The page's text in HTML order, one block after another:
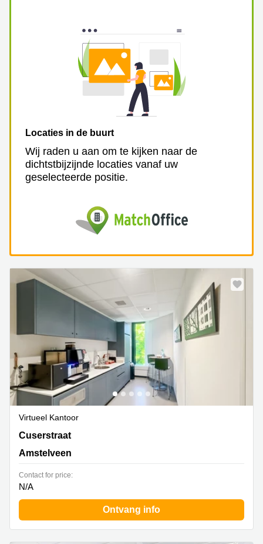
Locaties in de buurt
Wij raden u aan om te kijken naar de
dichtstbijzijnde locaties vanaf uw
geselecteerde positie.
Virtueel Kantoor
De Cuserstraat 93,1e, 2e en 3e verdieping, Amstelveen
Cuserstraat
Amstelveen
Contact for price:
N/A
Ontvang info